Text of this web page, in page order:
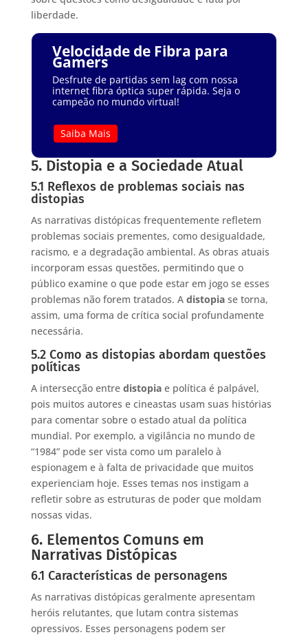
liberdade.
Velocidade de Fibra para
Gamers
Desfrute de partidas sem lag com nossa
internet fibra óptica super rápida. Seja o
campeão no mundo virtual!
Saiba Mais
5. Distopia e a Sociedade Atual
5.1 Reflexos de problemas sociais nas
distopias
As narrativas distópicas frequentemente refletem
problemas sociais prementes, como desigualdade,
racismo, e a degradação ambiental. As obras atuais
incorporam essas questões, permitindo que o
público examine o que pode estar em jogo se esses
problemas não forem tratados. A distopiase torna,
assim, uma forma de crítica social profundamente
necessária.
5.2 Como as distopias abordam questões
políticas
A intersecção entre distopiae política é palpável,
pois muitos autores e cineastas usam suas histórias
para comentar sobre o estado atual da política
mundial. Por exemplo, a vigilância no mundo de
“1984” pode ser vista como um paralelo à
espionagem e à falta de privacidade que muitos
experienciam hoje. Esses temas nos instigam a
refletir sobre as estruturas de poder que moldam
nossas vidas.
6. Elementos Comuns em
Narrativas Distópicas
6.1 Características de personagens
As narrativas distópicas geralmente apresentam
heróis relutantes, que lutam contra sistemas
opressivos. Esses personagens podem ser